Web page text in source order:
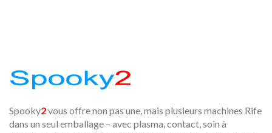
Spooky2vous offre non pas une, mais plusieurs machines Rife
dans un seul emballage – avec plasma, contact, soin à